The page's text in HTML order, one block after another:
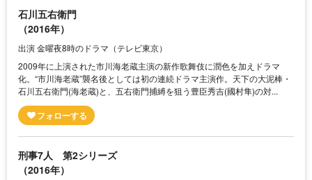
石川五右衛門
（2016年）
出演 金曜夜8時のドラマ（テレビ東京）
2009年に上演された市川海老蔵主演の新作歌舞伎に潤色を加えドラマ
化。“市川海老蔵”襲名後としては初の連続ドラマ主演作。天下の大泥棒・
石川五右衛門(海老蔵)と、五右衛門捕縛を狙う豊臣秀吉(國村隼)の対...
刑事7人 第2シリーズ
（2016年）